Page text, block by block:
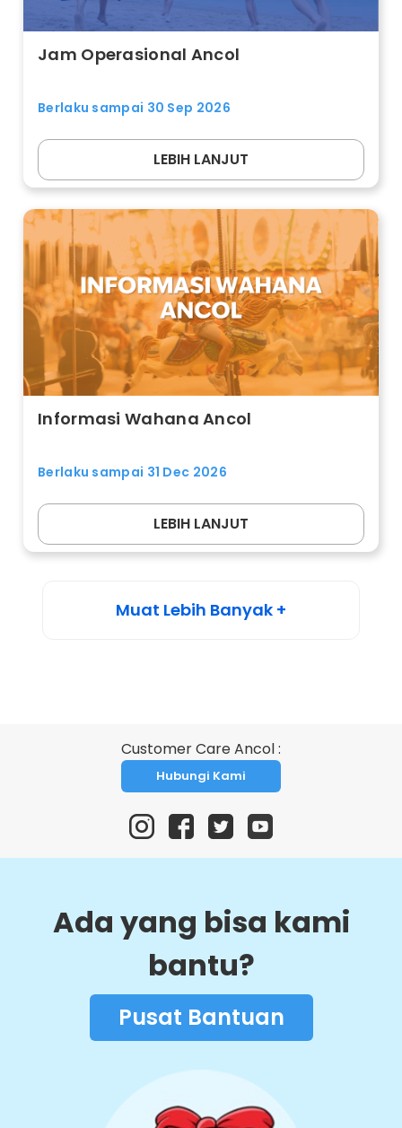
Jam Operasional Ancol
Berlaku sampai 30 Sep 2026
LEBIH LANJUT
Informasi Wahana Ancol
Berlaku sampai 31 Dec 2026
LEBIH LANJUT
Muat Lebih Banyak +
Customer Care Ancol :
Hubungi Kami
Ada yang bisa kami
bantu?
Pusat Bantuan